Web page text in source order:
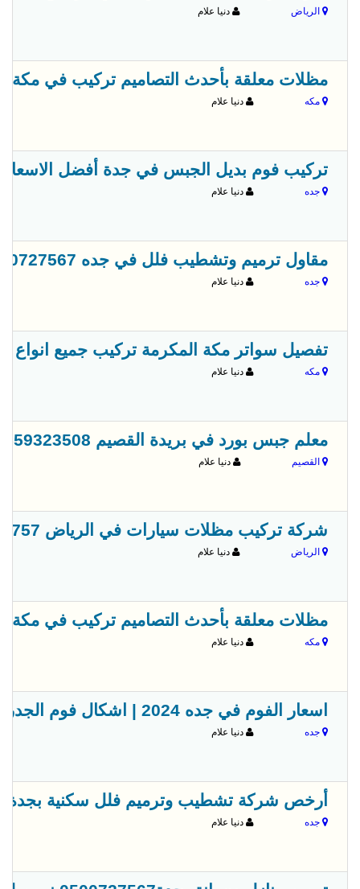
الرياض دنيا علام
مظلات معلقة بأحدث التصاميم تركيب في مكة المكرمة
مكه دنيا علام
تركيب فوم بديل الجبس في جدة أفضل الاسعار للفوم -
جده دنيا علام
مقاول ترميم وتشطيب فلل في جده 0500727567
جده دنيا علام
تفصيل سواتر مكة المكرمة تركيب جميع انواع السواتر
مكه دنيا علام
معلم جبس بورد في بريدة القصيم 0559323508
القصيم دنيا علام
شركة تركيب مظلات سيارات في الرياض 0555297757 | عروض وخصم
الرياض دنيا علام
مظلات معلقة بأحدث التصاميم تركيب في مكة المكرمة
مكه دنيا علام
اسعار الفوم في جده 2024 | اشكال فوم الجدران معلم رقم 0560973065
جده دنيا علام
أرخص شركة تشطيب وترميم فلل سكنية بجدة بالصور0500727567
جده دنيا علام